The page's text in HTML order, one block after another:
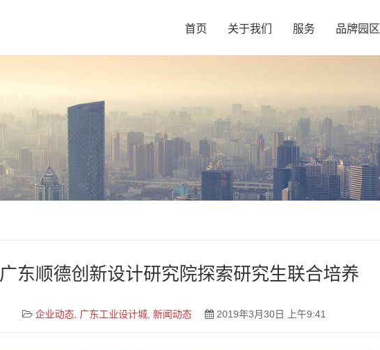
首页 关于我们 服务 品牌园区
广东顺德创新设计研究院探索研究生联合培养
企业动态, 广东工业设计城, 新闻动态 2019年3月30日 上午9:41